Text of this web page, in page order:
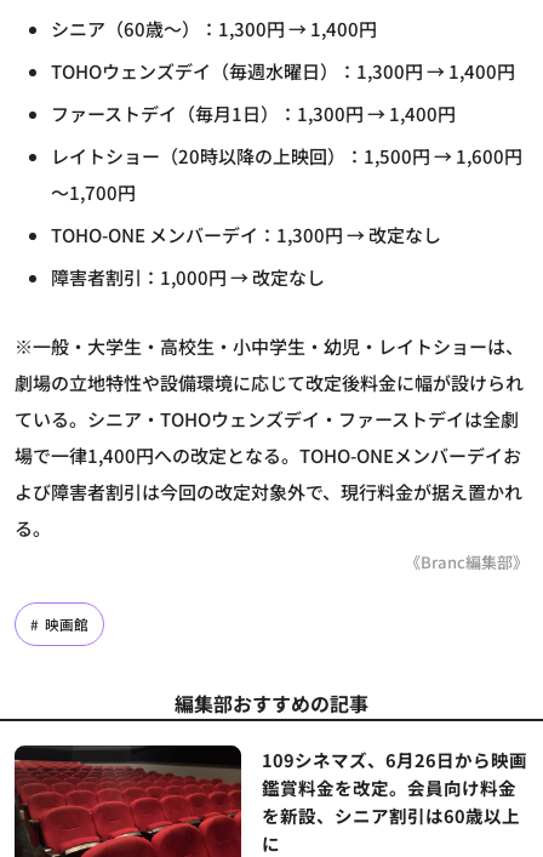
シニア（60歳～）：1,300円 → 1,400円
TOHOウェンズデイ（毎週水曜日）：1,300円 → 1,400円
ファーストデイ（毎月1日）：1,300円 → 1,400円
レイトショー（20時以降の上映回）：1,500円 → 1,600円
～1,700円
TOHO-ONE メンバーデイ：1,300円 → 改定なし
障害者割引：1,000円 → 改定なし
※一般・大学生・高校生・小中学生・幼児・レイトショーは、
劇場の立地特性や設備環境に応じて改定後料金に幅が設けられ
ている。シニア・TOHOウェンズデイ・ファーストデイは全劇
場で一律1,400円への改定となる。TOHO-ONEメンバーデイお
よび障害者割引は今回の改定対象外で、現行料金が据え置かれ
る。
《Branc編集部》
映画館
編集部おすすめの記事
109シネマズ、6月26日から映画
鑑賞料金を改定。会員向け料金
を新設、シニア割引は60歳以上
に